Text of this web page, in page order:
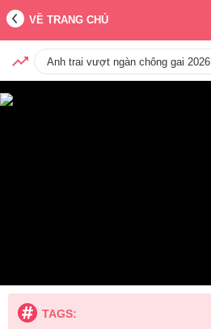
VỀ TRANG CHỦ
Anh trai vượt ngàn chông gai 2026
TAGS: